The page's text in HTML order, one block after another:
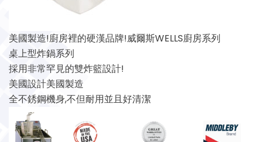
美國製造!廚房裡的硬漢品牌! 威爾斯WELLS廚房系列
桌上型炸鍋系列
採用非常罕見的雙炸籃設計!
美國設計美國製造
全不銹鋼機身,不但耐用並且好清潔